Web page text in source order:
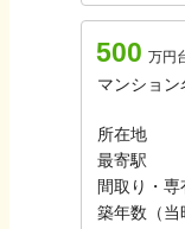
500 万円
マンション
所在地
最寄駅
間取り・専
築年数（当